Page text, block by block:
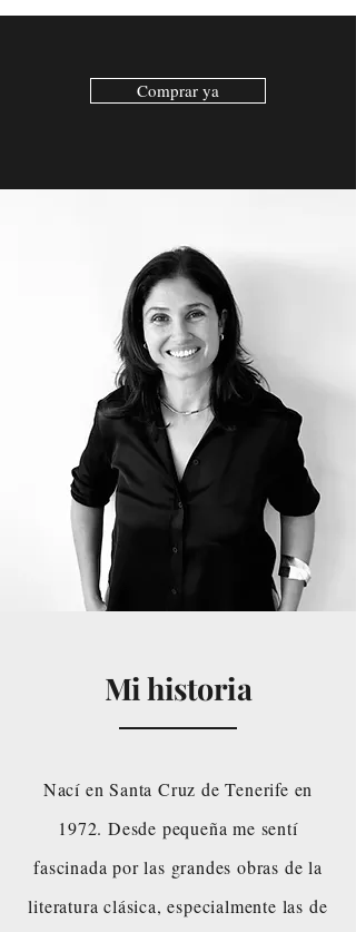
Comprar ya
Mi historia
Nací en Santa Cruz de Tenerife en
1972. Desde pequeña me sentí
fascinada por las grandes obras de la
literatura clásica, especialmente las de